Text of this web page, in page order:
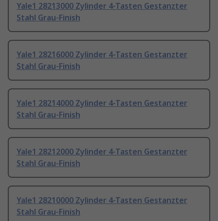
Yale1 28213000 Zylinder 4-Tasten Gestanzter
Stahl Grau-Finish
Yale1 28216000 Zylinder 4-Tasten Gestanzter
Stahl Grau-Finish
Yale1 28214000 Zylinder 4-Tasten Gestanzter
Stahl Grau-Finish
Yale1 28212000 Zylinder 4-Tasten Gestanzter
Stahl Grau-Finish
Yale1 28210000 Zylinder 4-Tasten Gestanzter
Stahl Grau-Finish